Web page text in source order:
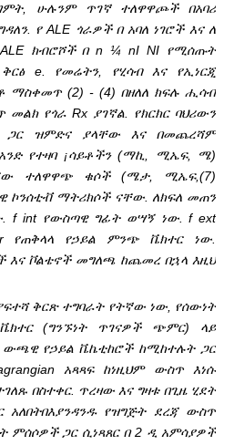
ሁሉንም ጥገኛ ተለዋዋጮች በአባሪ
የ ALE ጎራዎች በ አባለ ነገሮች እና ለ
ክብሮሾች በ n ¼ nI NI የሚሰጡት
ቅርፅ e. የመሬትን, የሂሳብ እና የኢነርጂ
ማስቀመጥ (2) - (4) በዘለለ ክፍሉ ሒሳብ
የጎራ Rx ያገኛል. የክርክር ባህሪውን
ጋር ዝምድና ያላቸው እና በመጨረሻም
የተዛባ ¡ሳይቶችን (ማኪ, ሚኤፍ, ሜ)
ተለዋዋጭ ቁሶች (ሜታ, ሚኤፍ,(7)
ኮንሰቲቭ ማትሪክሶች ናቸው. ለክፍለ መጠን
f int የውስጣዊ ግፊት ወሣኝ ነው. f ext
የኃይል ምንጭ ቬክተር ነው.
እና ቮልቴኖች መግለጫ ከጨመረ በኋላ እዚህ
ቅርጽ ተግባራት የትኛው ነው, የሰውነት
(ግንኙነት ጥገናዎች ጭምር) ላይ
የኃይል ቬኬቲከሮች ከሚከተሉት ጋር
አጻጻፍ ከነዚህም ውስጥ እነሱ
በስተቀር. ጥረዛው እና ግዛቱ በጊዜ ሂደት
አለበትበእያንዳንዱ የዝግጅት ደረጃ ውስጥ
ምሰሶዎች ጋር ሲነጻጸር በ 2 ዲ አምሳያዎች